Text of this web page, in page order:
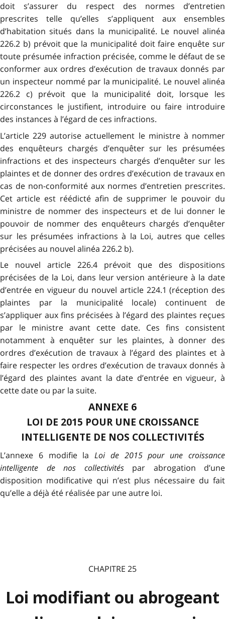
doit s’assurer du respect des normes d’entretien
prescrites telle qu’elles s’appliquent aux ensembles
d’habitation situés dans la municipalité. Le nouvel alinéa
226.2 b) prévoit que la municipalité doit faire enquête sur
toute présumée infraction précisée, comme le défaut de se
conformer aux ordres d’exécution de travaux donnés par
un inspecteur nommé par la municipalité. Le nouvel alinéa
226.2 c) prévoit que la municipalité doit, lorsque les
circonstances le justifient, introduire ou faire introduire
des instances à l’égard de ces infractions.
L’article 229 autorise actuellement le ministre à nommer
des enquêteurs chargés d’enquêter sur les présumées
infractions et des inspecteurs chargés d’enquêter sur les
plaintes et de donner des ordres d’exécution de travaux en
cas de non-conformité aux normes d’entretien prescrites.
Cet article est réédicté afin de supprimer le pouvoir du
ministre de nommer des inspecteurs et de lui donner le
pouvoir de nommer des enquêteurs chargés d’enquêter
sur les présumées infractions à la Loi, autres que celles
précisées au nouvel alinéa 226.2 b).
Le nouvel article 226.4 prévoit que des dispositions
précisées de la Loi, dans leur version antérieure à la date
d’entrée en vigueur du nouvel article 224.1 (réception des
plaintes par la municipalité locale) continuent de
s’appliquer aux fins précisées à l’égard des plaintes reçues
par le ministre avant cette date. Ces fins consistent
notamment à enquêter sur les plaintes, à donner des
ordres d’exécution de travaux à l’égard des plaintes et à
faire respecter les ordres d’exécution de travaux donnés à
l’égard des plaintes avant la date d’entrée en vigueur, à
cette date ou par la suite.
ANNEXE 6
LOI DE 2015 POUR UNE CROISSANCE
INTELLIGENTE DE NOS COLLECTIVITÉS
L’annexe 6 modifie laLoi de 2015 pour une croissance
intelligente de nos collectivitéspar abrogation d’une
disposition modificative qui n’est plus nécessaire du fait
qu’elle a déjà été réalisée par une autre loi.
CHAPITRE 25
Loi modifiant ou abrogeant